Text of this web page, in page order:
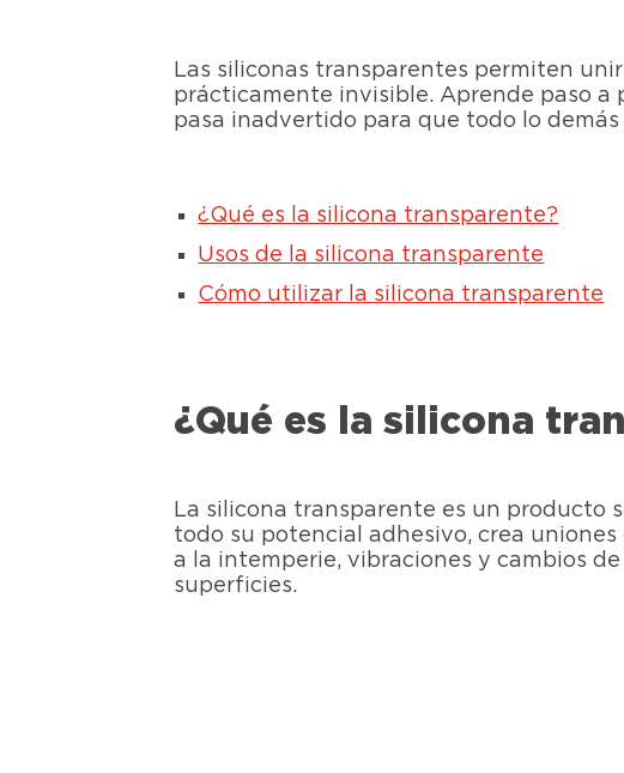
Las siliconas transparentes permiten
prácticamente invisible. Aprende paso a
pasa inadvertido para que todo lo demás
¿Qué es la silicona transparente?
Usos de la silicona transparente
Cómo utilizar la silicona transparente
¿Qué es la silicona
La silicona transparente es un producto
todo su potencial adhesivo, crea
a la intemperie, vibraciones y cambios
superficies.